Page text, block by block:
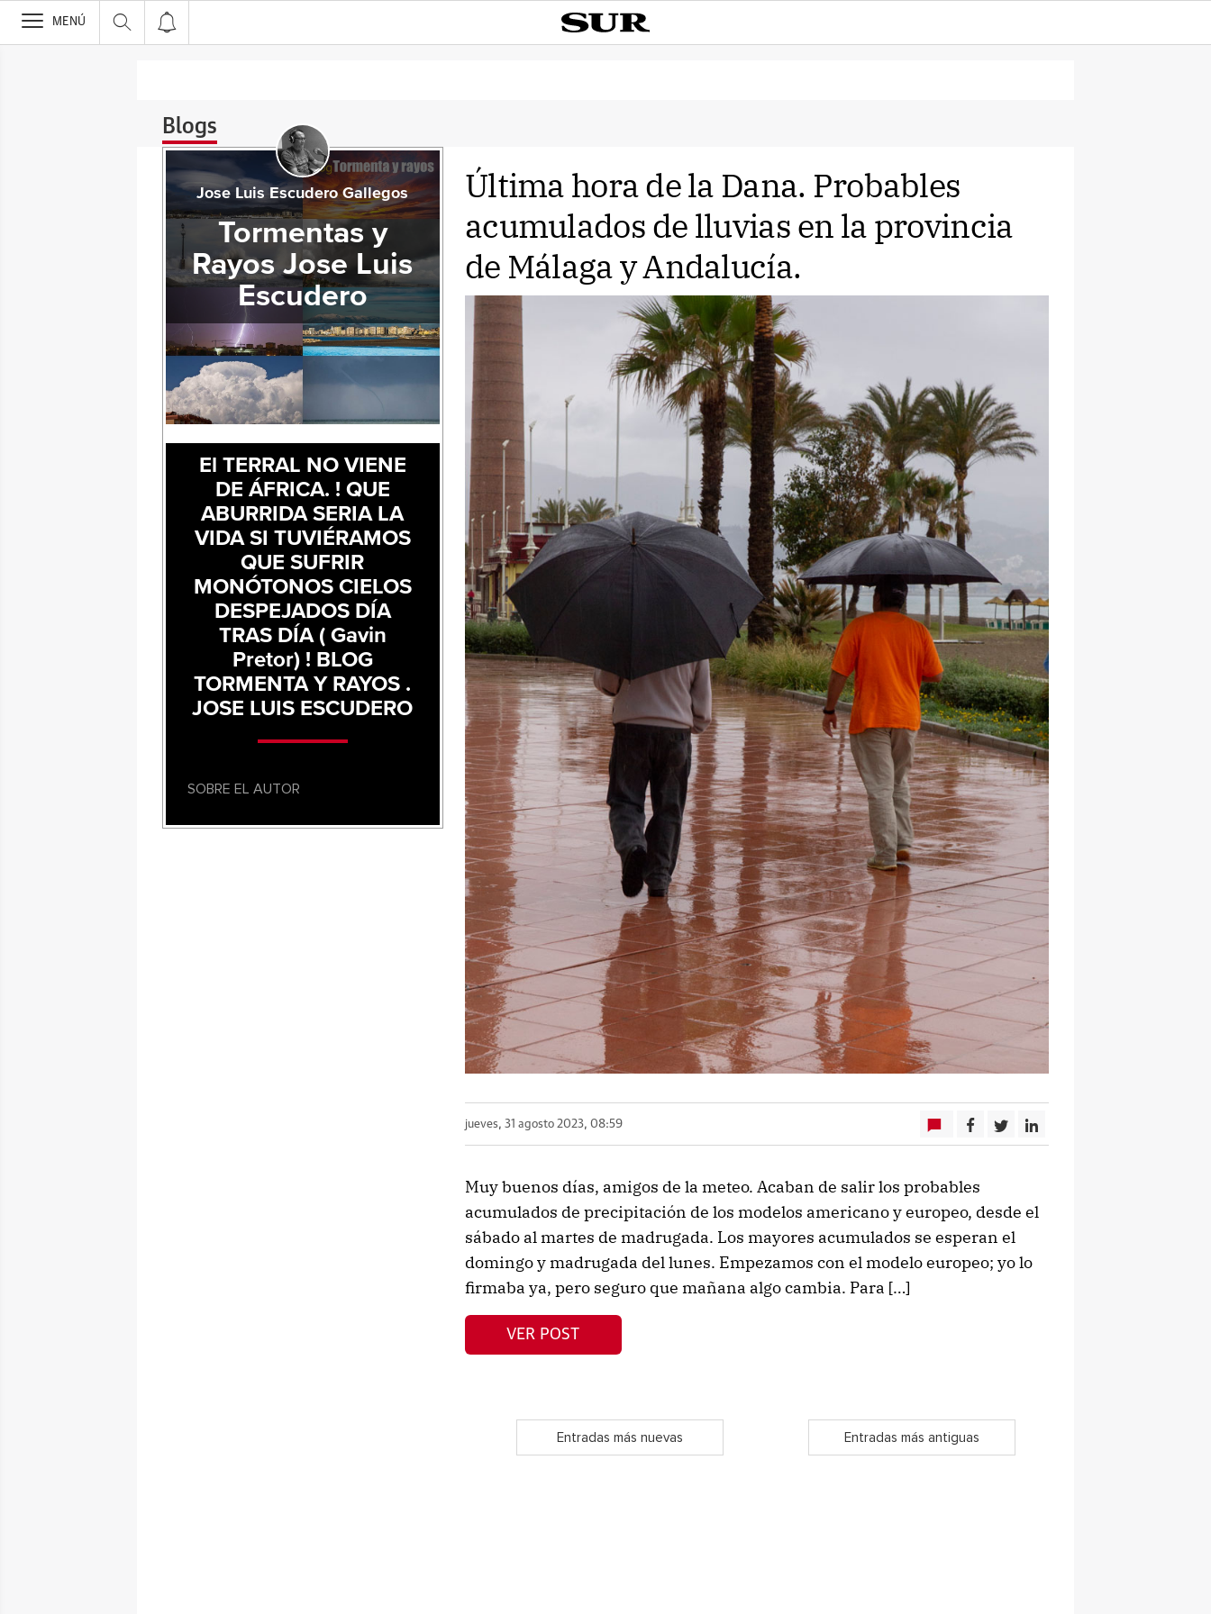
>
MENÚ
Blogs
Última hora de la Dana. Probables
acumulados de lluvias en la provincia
de Málaga y Andalucía.
jueves, 31 agosto 2023, 08:59
Muy buenos días, amigos de la meteo. Acaban de salir los probables
acumulados de precipitación de los modelos americano y europeo, desde el
sábado al martes de madrugada. Los mayores acumulados se esperan el
domingo y madrugada del lunes. Empezamos con el modelo europeo; yo lo
firmaba ya, pero seguro que mañana algo cambia. Para […]
VER POST
Entradas más nuevas Entradas más antiguas
Jose Luis Escudero Gallegos
Tormentas y
Rayos Jose Luis
Escudero
El TERRAL NO VIENE
DE ÁFRICA. ! QUE
ABURRIDA SERIA LA
VIDA SI TUVIÉRAMOS
QUE SUFRIR
MONÓTONOS CIELOS
DESPEJADOS DÍA
TRAS DÍA ( Gavin
Pretor) ! BLOG
TORMENTA Y RAYOS .
JOSE LUIS ESCUDERO
SOBRE EL AUTOR